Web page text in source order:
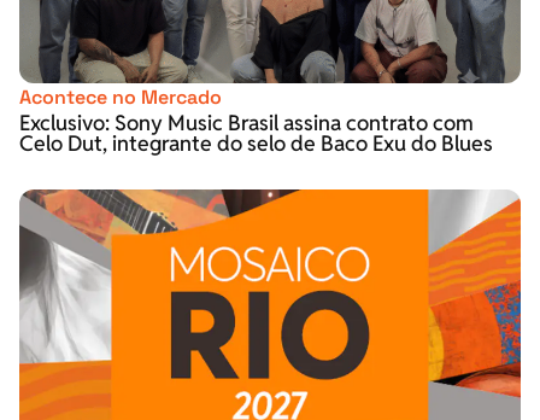
Acontece no Mercado
Exclusivo: Sony Music Brasil assina contrato com
Celo Dut, integrante do selo de Baco Exu do Blues